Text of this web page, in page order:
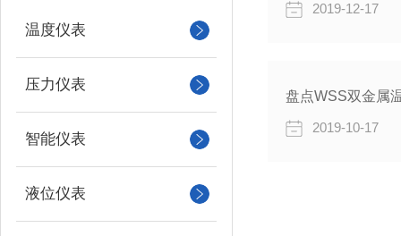
温度仪表
压力仪表
智能仪表
液位仪表
2019-12-17
盘点WSS双金属
2019-10-17